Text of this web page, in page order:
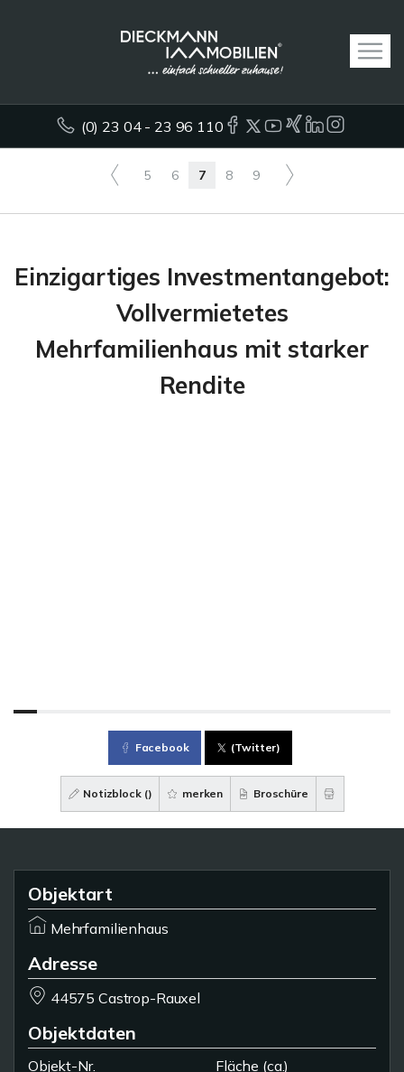
(0) 23 04 - 23 96 110
5 6 7 8 9
Einzigartiges Investmentangebot:
Vollvermietetes
Mehrfamilienhaus mit starker
Rendite
Facebook (Twitter)
Notizblock () merken Broschüre
Objektart
Mehrfamilienhaus
Adresse
44575 Castrop-Rauxel
Objektdaten
Objekt-Nr.
Fläche (ca.)